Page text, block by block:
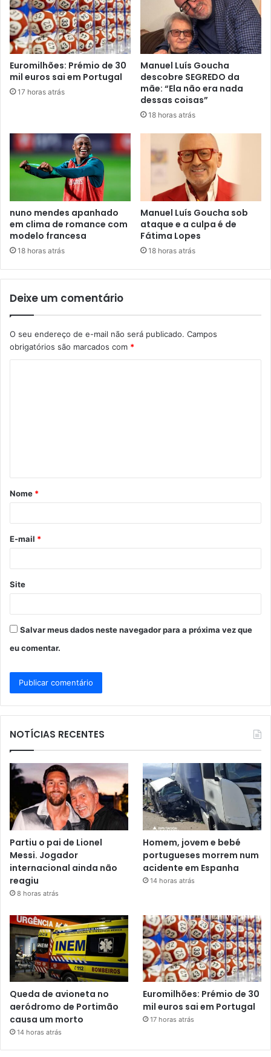
Euromilhões: Prémio de 30
mil euros sai em Portugal
17 horas atrás
Manuel Luís Goucha
descobre SEGREDO da
mãe: “Ela não era nada
dessas coisas”
18 horas atrás
nuno mendes apanhado
em clima de romance com
modelo francesa
18 horas atrás
Manuel Luís Goucha sob
ataque e a culpa é de
Fátima Lopes
18 horas atrás
Deixe um comentário
O seu endereço de e-mail não será publicado. Campos
obrigatórios são marcados com *
á
r
*
Nome *
E-mail *
Site
Salvar meus dados neste navegador para a próxima vez que
eu comentar.
NOTÍCIAS RECENTES
Partiu o pai de Lionel
Messi. Jogador
internacional ainda não
reagiu
8 horas atrás
Homem, jovem e bebé
portugueses morrem num
acidente em Espanha
14 horas atrás
Queda de avioneta no
aeródromo de Portimão
causa um morto
14 horas atrás
Euromilhões: Prémio de 30
mil euros sai em Portugal
17 horas atrás